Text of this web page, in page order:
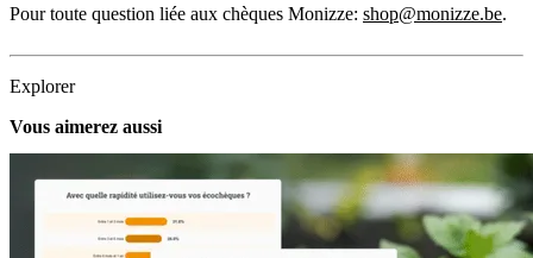
Pour toute question liée aux chèques Monizze: shop@monizze.be.
Explorer
Vous aimerez aussi